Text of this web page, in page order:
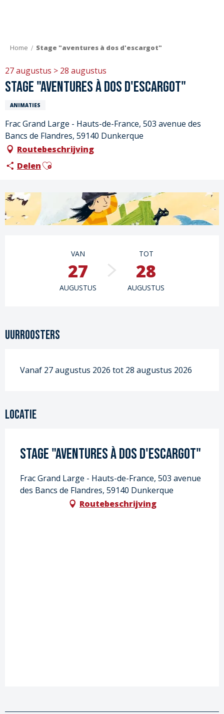
Home Stage "aventures à dos d'escargot"
27 augustus > 28 augustus
Stage "aventures à dos d'escargot"
ANIMATIES
Frac Grand Large - Hauts-de-France, 503 avenue des
Bancs de Flandres, 59140 Dunkerque
Routebeschrijving
DelenAjouter aux favoris
Openingstijden en
VAN
27
AUGUSTUS
TOT
28
AUGUSTUS
Uurroosters
Vanaf 27 augustus 2026 tot 28 augustus 2026
Locatie
Stage "aventures à dos d'escargot"
Frac Grand Large - Hauts-de-France, 503 avenue
des Bancs de Flandres, 59140 Dunkerque
Routebeschrijving